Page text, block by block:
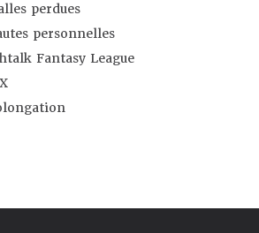
perdues
personnelles
Fantasy League